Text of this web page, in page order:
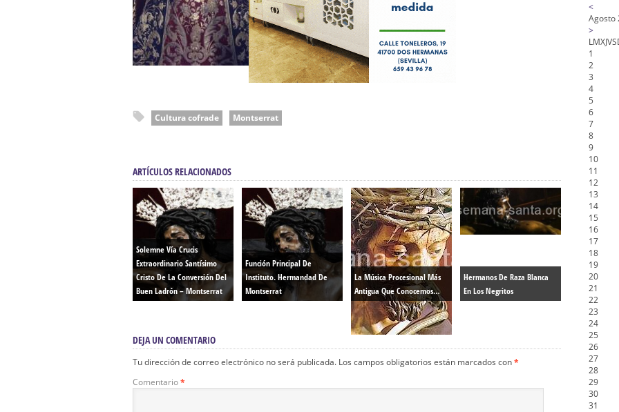
Cultura cofrade Montserrat
ARTÍCULOS RELACIONADOS
Solemne Vía Crucis
Extraordinario Santísimo
Cristo De La Conversión Del
Buen Ladrón – Montserrat
Función Principal De
Instituto. Hermandad De
Montserrat
La Música Procesional Más
Antigua Que Conocemos…
Hermanos De Raza Blanca
En Los Negritos
DEJA UN COMENTARIO
Tu dirección de correo electrónico no será publicada. Los campos obligatorios están marcados con*
Comentario*
<
Agosto
>
LMXJVS
1
2
3
4
5
6
7
8
9
10
11
12
13
14
15
16
17
18
19
20
21
22
23
24
25
26
27
28
29
30
31